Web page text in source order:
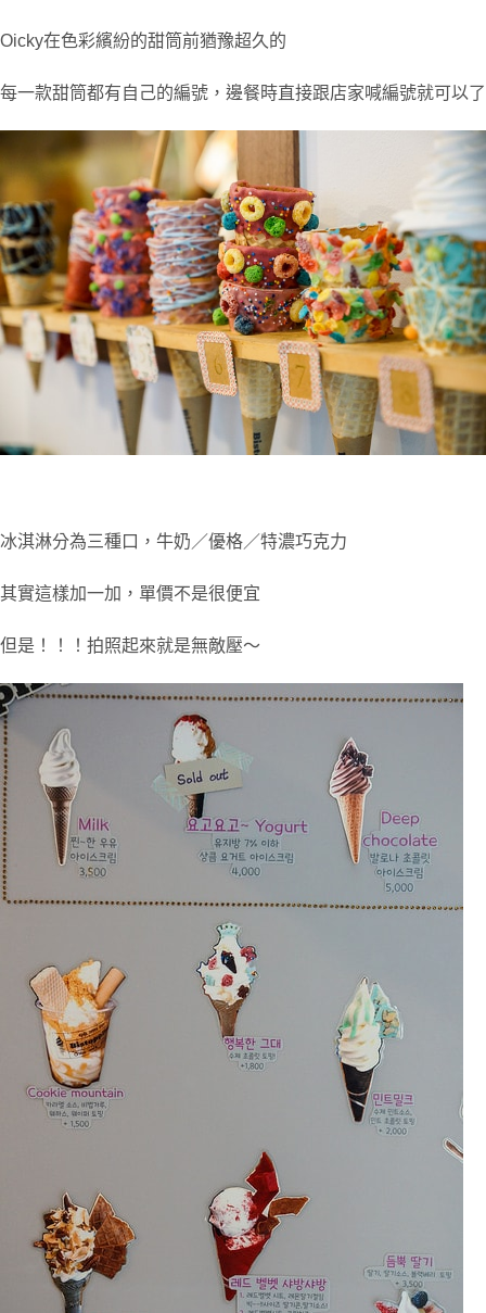
Oicky在色彩繽紛的甜筒前猶豫超久的
每一款甜筒都有自己的編號，邊餐時直接跟店家喊編號就可以了
冰淇淋分為三種口，牛奶／優格／特濃巧克力
其實這樣加一加，單價不是很便宜
但是！！！拍照起來就是無敵壓～